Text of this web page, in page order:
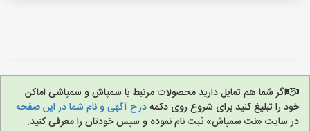
اگر شما هم تمایل دارید محصولات مرتبط با سمپاش و سمپاشی اماکن
خود را تبلیغ کنید برای شروع روی دکمهدرج آگهی و نام شما در این صفحه
در سایت «نت سمپاش» ثبت نام نموده و سپس خودتان را معرفی کنید.